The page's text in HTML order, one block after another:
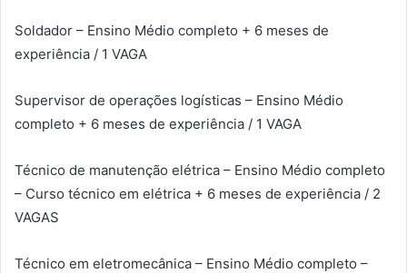
Soldador – Ensino Médio completo + 6 meses de
experiência / 1 VAGA
Supervisor de operações logísticas – Ensino Médio
completo + 6 meses de experiência / 1 VAGA
Técnico de manutenção elétrica – Ensino Médio completo
– Curso técnico em elétrica + 6 meses de experiência / 2
VAGAS
Técnico em eletromecânica – Ensino Médio completo –